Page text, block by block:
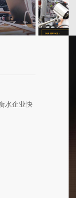
水企业快